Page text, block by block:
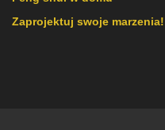
Zaprojektuj swoje marzenia!